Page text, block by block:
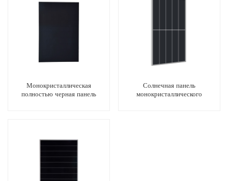
Монокристаллическая
полностью черная панель
Солнечная панель
монокристаллического